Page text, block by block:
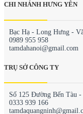
CHI NHÁNH HƯNG YÊN
Bạc Hạ - Long Hưng -
0989 955 958
tamdahanoi@gmail.com
TRỤ SỞ CÔNG TY
Số 125 Đường Bến Tàu
0333 939 166